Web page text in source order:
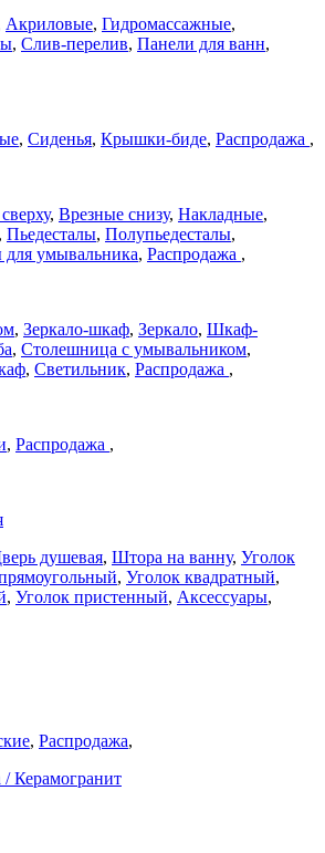
Акриловые, Гидромассажные,
, Слив-перелив, Панели для ванн,
, Сиденья, Крышки-биде, Распродажа ,
, Врезные снизу, Накладные,
, Пьедесталы, Полупьедесталы,
умывальника, Распродажа ,
, Зеркало-шкаф, Зеркало, Шкаф-
, Столешница с умывальником,
, Светильник, Распродажа ,
, Распродажа ,
душевая, Штора на ванну, Уголок
, Уголок квадратный,
, Уголок пристенный, Аксессуары,
, Распродажа,
/ Керамогранит